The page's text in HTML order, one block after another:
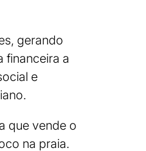
gerando
financeira a
e
que vende o
na praia.